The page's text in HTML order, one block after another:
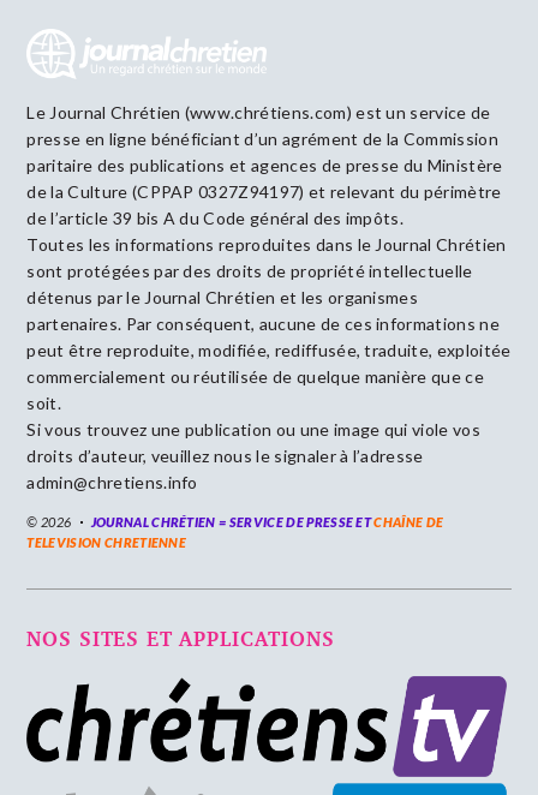
Le Journal Chrétien (www.chrétiens.com) est un service de
presse en ligne bénéficiant d’un agrément de la Commission
paritaire des publications et agences de presse du Ministère
de la Culture (CPPAP 0327Z94197) et relevant du périmètre
de l’article 39 bis A du Code général des impôts.
Toutes les informations reproduites dans le Journal Chrétien
sont protégées par des droits de propriété intellectuelle
détenus par le Journal Chrétien et les organismes
partenaires. Par conséquent, aucune de ces informations ne
peut être reproduite, modifiée, rediffusée, traduite, exploitée
commercialement ou réutilisée de quelque manière que ce
soit.
Si vous trouvez une publication ou une image qui viole vos
droits d’auteur, veuillez nous le signaler à l’adresse
admin@chretiens.info
© 2026 JOURNAL CHRÉTIEN = SERVICE DE PRESSE ETCHAÎNE DE
TELEVISION CHRETIENNE
NOS SITES ET APPLICATIONS